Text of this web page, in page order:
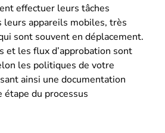
effectuer leurs tâches
leurs appareils mobiles, très
sont souvent en déplacement.
et les flux d’approbation sont
les politiques de votre
ainsi une documentation
étape du processus